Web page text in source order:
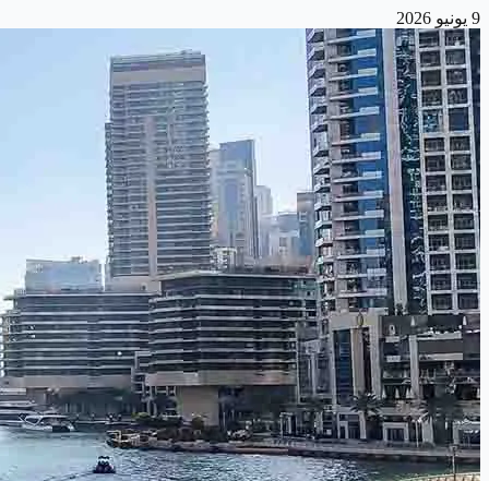
9 يونيو 2026